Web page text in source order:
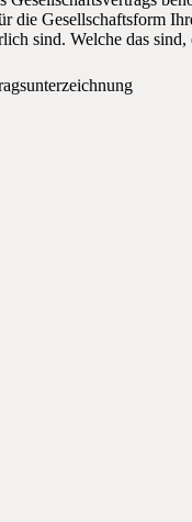
die Gesellschaftsform
sind. Welche das sind,